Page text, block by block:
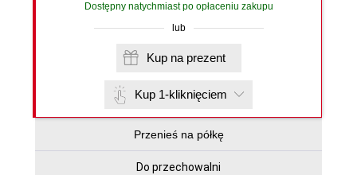
Dostępny natychmiast po opłaceniu zakupu
lub
Kup na prezent
Kup 1-kliknięciem
Przenieś na półkę
Do przechowalni